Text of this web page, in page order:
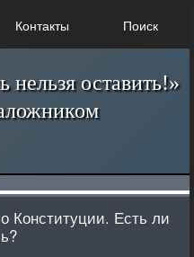
Контакты Поиск
оставить!»
Конституции. Есть ли